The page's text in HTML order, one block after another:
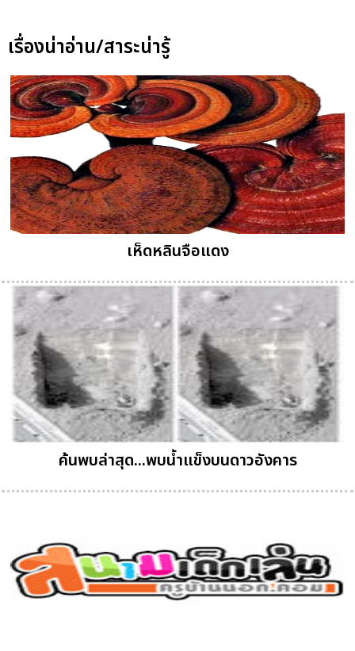
เรื่องน่าอ่าน/สาระน่ารู้
เห็ดหลินจือแดง
ค้นพบล่าสุด...พบน้ำแข็งบนดาวอังคาร